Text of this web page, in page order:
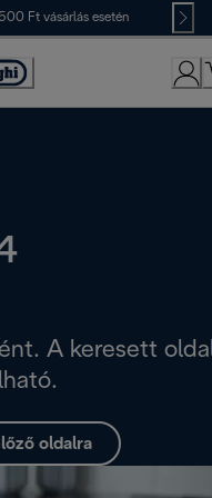
Ft vásárlás esetén
A keresett
oldalra